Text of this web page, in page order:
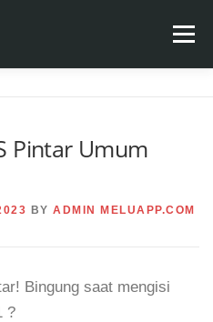
Menu
Pintar Umum
BY ADMIN MELUAPP.COM
Bingung saat mengisi
?